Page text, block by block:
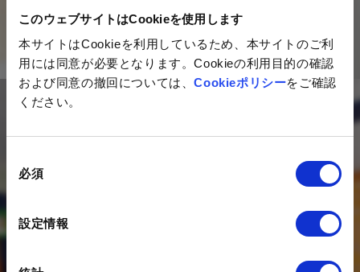
このウェブサイトはCookieを使用します
本サイトはCookieを利用しているため、本サイトのご利
用には同意が必要となります。Cookieの利用目的の確認
および同意の撤回については、Cookieポリシーをご確認
ください。
の
択
必須
設定情報
ご登録はこちら
Contact